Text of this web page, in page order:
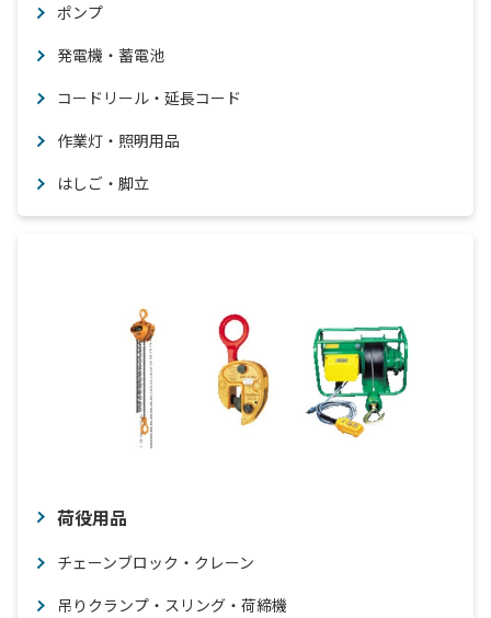
ポンプ
発電機・蓄電池
コードリール・延長コード
作業灯・照明用品
はしご・脚立
荷役用品
チェーンブロック・クレーン
吊りクランプ・スリング・荷締機